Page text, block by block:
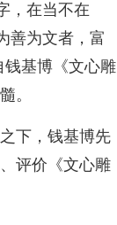
，在当不在
善为文者，富
钱基博《文心雕
。
下，钱基博先
评价《文心雕